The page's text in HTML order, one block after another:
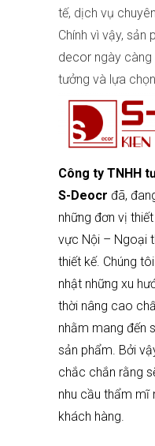
tế, dịch vụ
Chính vì vậy,
decor ngày
tưởng và lựa
Công ty TNHH
S-Deocr đã,
những đơn vị
vực Nội – Ngoại
thiết kế. Chúng
nhật những xu
thời nâng cao
nhằm mang đến
sản phẩm. Bởi
chắc chắn rằng
nhu cầu thẩm
khách hàng.